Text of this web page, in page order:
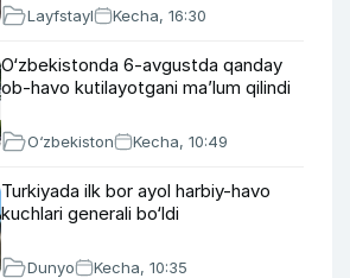
Layfstayl Kecha, 16:30
O‘zbekistonda 6-avgustda qanday
ob-havo kutilayotgani ma’lum qilindi
O‘zbekiston Kecha, 10:49
Turkiyada ilk bor ayol harbiy-havo
kuchlari generali bo‘ldi
Dunyo Kecha, 10:35